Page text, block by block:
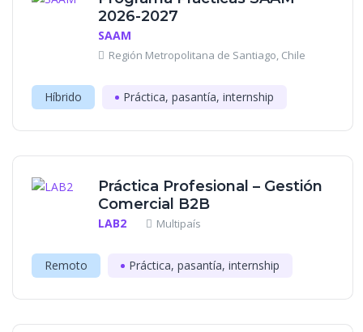
2026-2027
SAAM
Región Metropolitana de Santiago, Chile
Híbrido Práctica, pasantía, internship
Práctica Profesional – Gestión
Comercial B2B
LAB2 Multipaís
Remoto Práctica, pasantía, internship